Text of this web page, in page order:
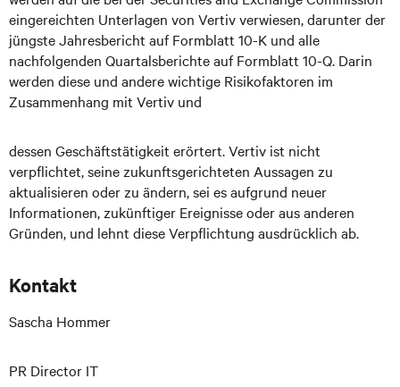
eingereichten Unterlagen von Vertiv verwiesen, darunter der
jüngste Jahresbericht auf Formblatt 10-K und alle
nachfolgenden Quartalsberichte auf Formblatt 10-Q. Darin
werden diese und andere wichtige Risikofaktoren im
Zusammenhang mit Vertiv und
dessen Geschäftstätigkeit erörtert. Vertiv ist nicht
verpflichtet, seine zukunftsgerichteten Aussagen zu
aktualisieren oder zu ändern, sei es aufgrund neuer
Informationen, zukünftiger Ereignisse oder aus anderen
Gründen, und lehnt diese Verpflichtung ausdrücklich ab.
Kontakt
Sascha Hommer
PR Director IT